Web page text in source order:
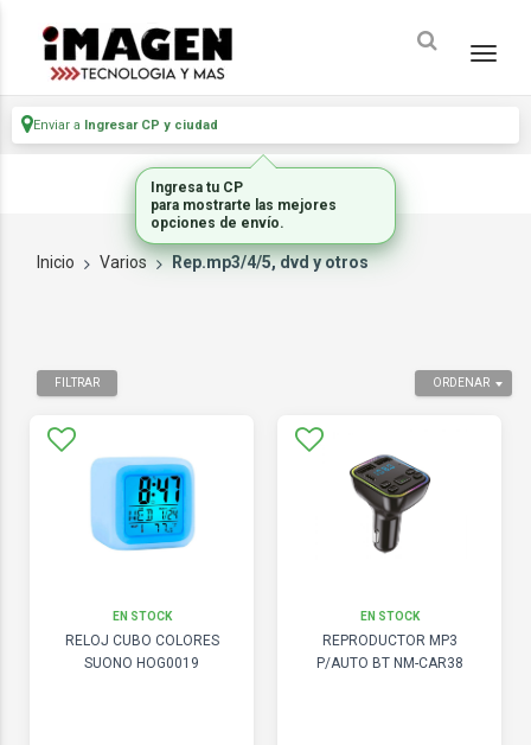
Enviar a Ingresar CP y ciudad
Inicio Varios Rep.mp3/4/5, dvd y otros
ORDENAR
FILTRAR
EN STOCK
RELOJ CUBO COLORES
SUONO HOG0019
EN STOCK
REPRODUCTOR MP3
P/AUTO BT NM-CAR38
Ingresa tu CP
para mostrarte las mejores
opciones de envío.